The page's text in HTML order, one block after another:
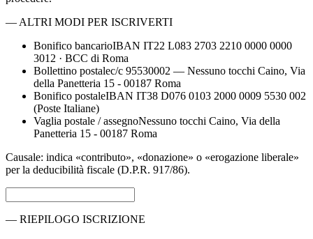
— ALTRI MODI PER ISCRIVERTI
Bonifico bancarioIBAN IT22 L083 2703 2210 0000 0000
3012 · BCC di Roma
Bollettino postalec/c 95530002 — Nessuno tocchi Caino, Via
della Panetteria 15 - 00187 Roma
Bonifico postaleIBAN IT38 D076 0103 2000 0009 5530 002
(Poste Italiane)
Vaglia postale / assegnoNessuno tocchi Caino, Via della
Panetteria 15 - 00187 Roma
Causale: indica «contributo», «donazione» o «erogazione liberale»
per la deducibilità fiscale (D.P.R. 917/86).
— RIEPILOGO ISCRIZIONE